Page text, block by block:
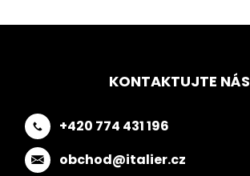
KONTAKTUJTE NÁS
+420 774 431 196
obchod@italier.cz